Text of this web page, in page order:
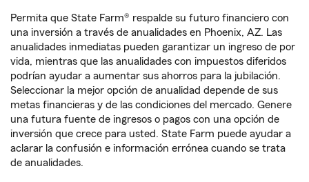
Permita que State Farm® respalde su futuro financiero con
una inversión a través de anualidades en Phoenix, AZ. Las
anualidades inmediatas pueden garantizar un ingreso de por
vida, mientras que las anualidades con impuestos diferidos
podrían ayudar a aumentar sus ahorros para la jubilación.
Seleccionar la mejor opción de anualidad depende de sus
metas financieras y de las condiciones del mercado. Genere
una futura fuente de ingresos o pagos con una opción de
inversión que crece para usted. State Farm puede ayudar a
aclarar la confusión e información errónea cuando se trata
de anualidades.